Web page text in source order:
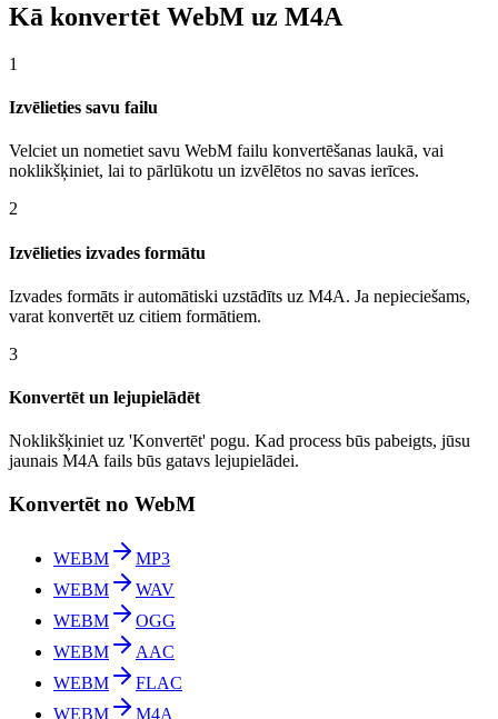
Kā konvertēt WebM uz M4A
1
Izvēlieties savu failu
Velciet un nometiet savu WebM failu konvertēšanas laukā, vai
noklikšķiniet, lai to pārlūkotu un izvēlētos no savas ierīces.
2
Izvēlieties izvades formātu
Izvades formāts ir automātiski uzstādīts uz M4A. Ja nepieciešams,
varat konvertēt uz citiem formātiem.
3
Konvertēt un lejupielādēt
Noklikšķiniet uz 'Konvertēt' pogu. Kad process būs pabeigts, jūsu
jaunais M4A fails būs gatavs lejupielādei.
Konvertēt no WebM
WEBM
MP3
WEBM
WAV
WEBM
OGG
WEBM
AAC
WEBM
FLAC
WEBM
M4A